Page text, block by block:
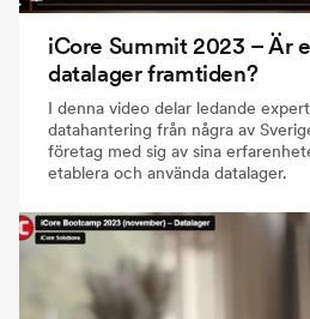
iCore Summit 2023 – Är
datalager framtiden?
I denna video delar ledande
datahantering från några av
företag med sig av sina
etablera och använda datalager.